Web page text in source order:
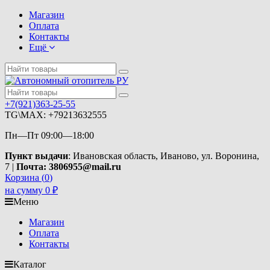
Магазин
Оплата
Контакты
Ещё
+7(921)363-25-55
TG\MAX: +79213632555
Пн—Пт 09:00—18:00
Пункт выдачи: Ивановская область, Иваново, ул. Воронина,
7 | Почта: 3806955@mail.ru
Корзина (0)
на сумму 0 ₽
Меню
Магазин
Оплата
Контакты
Каталог